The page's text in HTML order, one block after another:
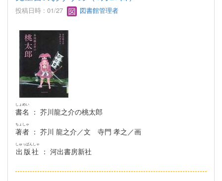
投稿日時 : 01/27 図書館管理者
書名
しょめい
： 芥川龍之介の桃太郎
著者
ちょしゃ
： 芥川 龍之介／文 寺門 孝之／画
出版社
しゅっぱんしゃ
： 河出書房新社